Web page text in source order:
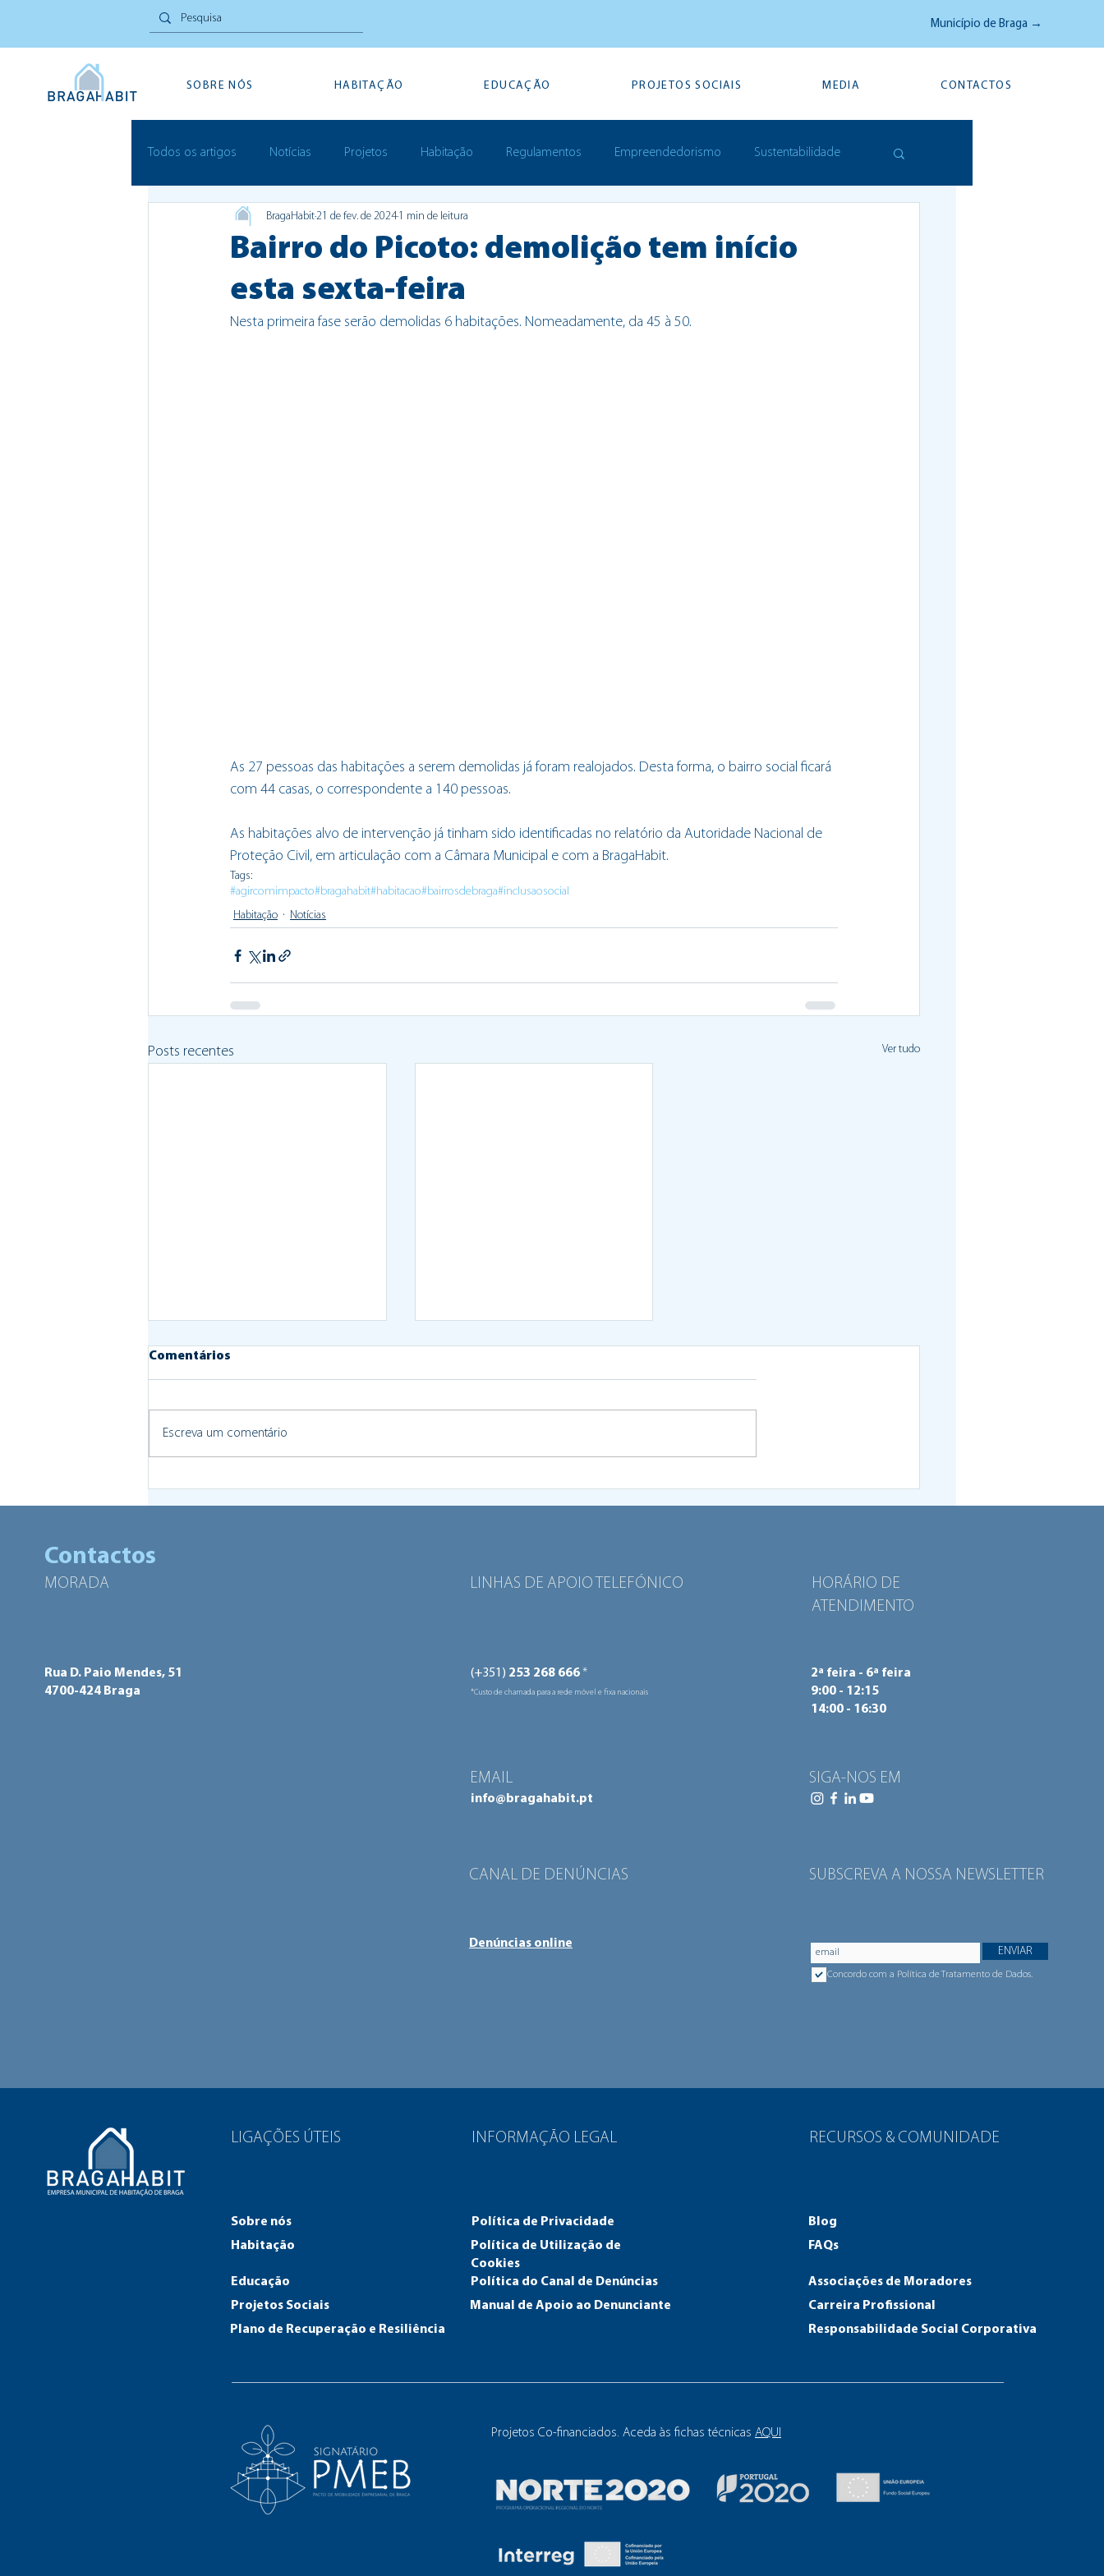
Município de Braga →
SOBRE NÓS HABITAÇÃO EDUCAÇÃO PROJETOS SOCIAIS MEDIA CONTACTOS
Todos os artigos Notícias Projetos Habitação Regulamentos Empreendedorismo Sustentabilidade
Inovação Social Festivais Prémios
Bairro do Picoto: demolição tem início
esta sexta-feira
BragaHabit21 de fev. de 2024 1 min de leitura
Nesta primeira fase serão demolidas 6 habitações. Nomeadamente, da 45 à 50.
As 27 pessoas das habitações a serem demolidas já foram realojados. Desta forma, o bairro social ficará
com 44 casas, o correspondente a 140 pessoas.
As habitações alvo de intervenção já tinham sido identificadas no relatório da Autoridade Nacional de
Proteção Civil, em articulação com a Câmara Municipal e com a BragaHabit.
Tags:
#agircomimpacto#bragahabit#habitacao#bairrosdebraga#inclusaosocial
Habitação
Notícias
Posts recentes Ver tudo
Comentários
Escreva um comentário
Contactos
MORADA
Rua D. Paio Mendes, 51
4700-424 Braga
LINHAS DE APOIO TELEFÓNICO
(+351) 253 268 666*
*Custo de chamada para a rede móvel e fixa nacionais
EMAIL
info@bragahabit.pt
CANAL DE DENÚNCIAS
Denúncias online
HORÁRIO DE
ATENDIMENTO
2ª feira - 6ª feira
9:00 - 12:15
14:00 - 16:30
SIGA-NOS EM
SUBSCREVA A NOSSA NEWSLETTER
ENVIAR
Concordo com a Política de Tratamento de Dados.
LIGAÇÕES ÚTEIS INFORMAÇÃO LEGAL
Sobre nós
Habitação
Educação
Projetos Sociais
Política de Privacidade
Política de Utilização de
Cookies
Política do Canal de Denúncias
Manual de Apoio ao Denunciante
Plano de Recuperação e Resiliência
RECURSOS & COMUNIDADE
Blog
FAQs
Associações de Moradores
Carreira Profissional
Responsabilidade Social Corporativa
Projetos Co-financiados. Aceda às fichas técnicas AQUI